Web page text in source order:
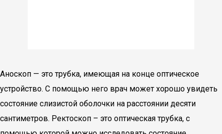
Аноскоп — это трубка, имеющая на конце оптическое
устройство. С помощью него врач может хорошо увидеть
состояние слизистой оболочки на расстоянии десяти
сантиметров. Ректоскоп – это оптическая трубка, с